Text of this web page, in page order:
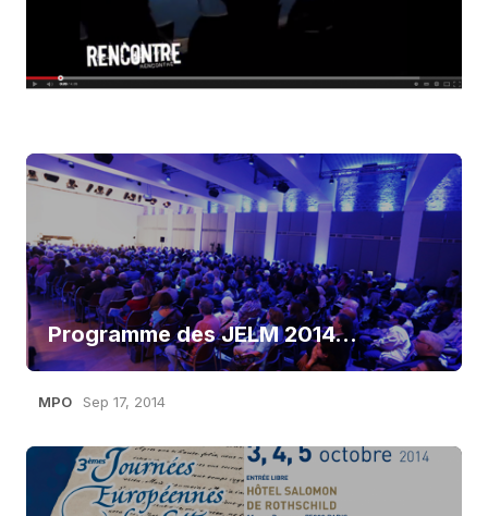
Vidéos 2ème jour…
Programme des JELM 2014…
MPO Sep 17, 2014